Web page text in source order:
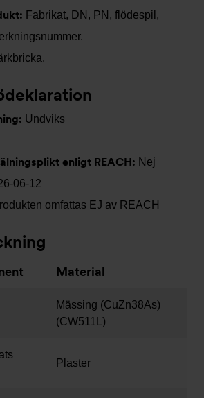
Fabrikat, DN, PN, flödespil,
Undviks
enligt REACH: Nej
06-12
omfattas EJ av REACH
Material
Mässing (CuZn38As)
(CW511L)
Plaster